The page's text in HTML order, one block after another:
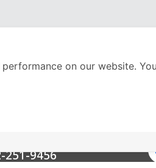
251-9456
on our website.